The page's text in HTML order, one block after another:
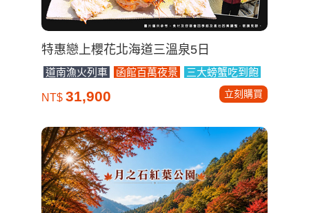
特惠戀上櫻花北海道三溫泉5日
道南漁火列車 函館百萬夜景 三大螃蟹吃到飽
NT$ 31,900 立刻購買